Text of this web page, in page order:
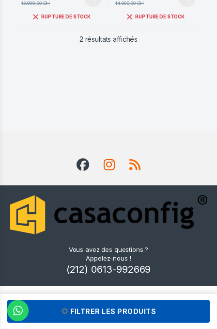
FILTRER LES PRODUITS
13.999,00DH
RUPTURE DE STOCK
14.990,00DH
RUPTURE DE STOCK
2 résultats affichés
Vous avez des questions ?
Appelez-nous !
(212) 0613-992669
Notre Page Contact & Showrooms